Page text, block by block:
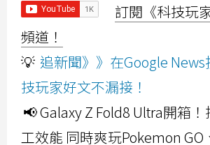
訂閱《科技玩
頻道！
💡 追新聞》》在Google
技玩家好文不漏接！
📢 Galaxy Z Fold8 Ultra開箱
工效能 同時爽玩Pokemon GO